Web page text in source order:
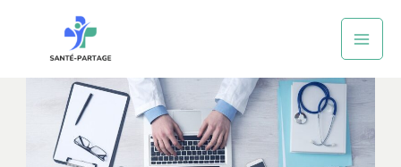
contenu